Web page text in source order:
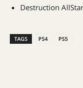
Destruction
TAGS PS4 PS5